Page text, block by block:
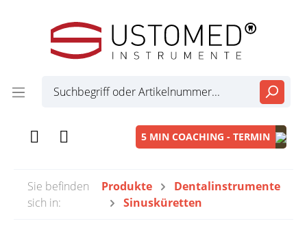
5 MIN COACHING - TERMIN
Sie befinden
sich in:
Produkte
Dentalinstrumente
Sinusküretten